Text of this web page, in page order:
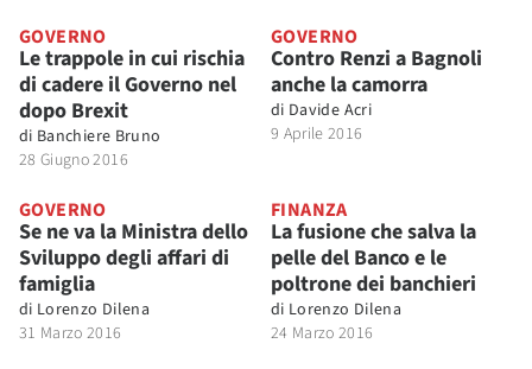
GOVERNO
Le trappole in cui rischia
di cadere il Governo nel
dopo Brexit
di Banchiere Bruno
28 Giugno 2016
GOVERNO
Contro Renzi a Bagnoli
anche la camorra
di Davide Acri
9 Aprile 2016
GOVERNO
Se ne va la Ministra dello
Sviluppo degli affari di
famiglia
di Lorenzo Dilena
31 Marzo 2016
FINANZA
La fusione che salva la
pelle del Banco e le
poltrone dei banchieri
di Lorenzo Dilena
24 Marzo 2016